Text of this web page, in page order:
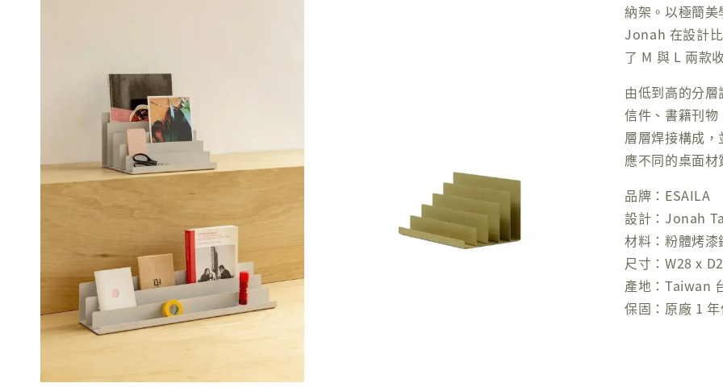
納架。以極簡美
Jonah 在設計
了 M 與 L 兩款
由低到高的分
信件、書籍刊
層層焊接構成
應不同的桌面材
品牌：ESAILA
設計：Jonah
材料：粉體烤漆
尺寸：W28 x
產地：Taiwan
保固：原廠 1 年